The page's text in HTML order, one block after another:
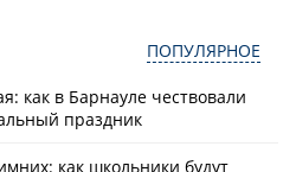
ПОПУЛЯРНОЕ
как в Барнауле чествовали
праздник
как школьники будут